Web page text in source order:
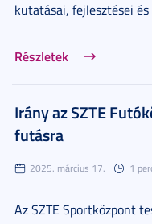
kutatásai, fejlesztései
Részletek
Irány az SZTE
futásra
2025. március 17. 1
Az SZTE Sportközpont